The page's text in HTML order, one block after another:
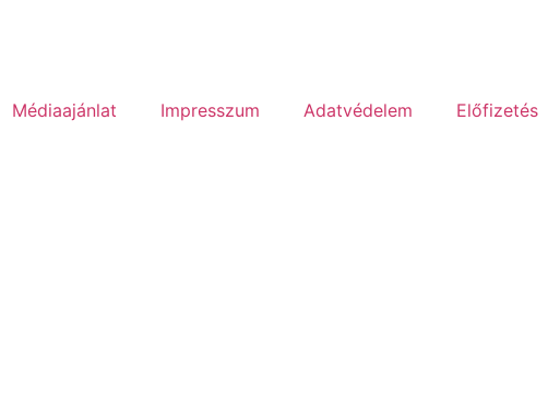
Médiaajánlat Impresszum Adatvédelem Előfizetés